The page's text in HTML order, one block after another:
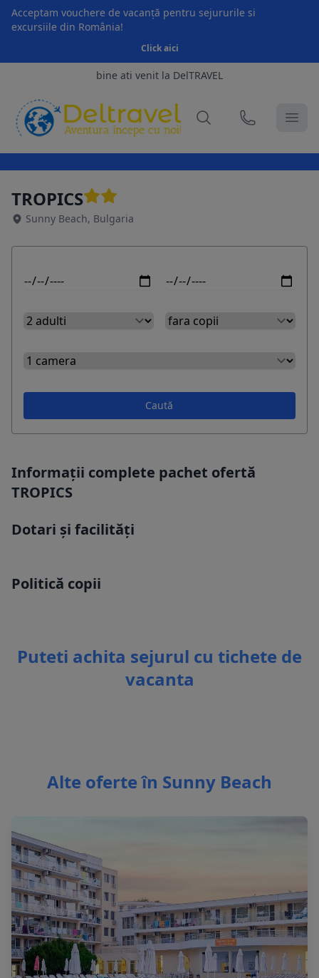
Acceptam vouchere de vacanță pentru sejururile si
excursiile din România!
Click aici
bine ati venit la DelTRAVEL
TROPICS
Sunny Beach, Bulgaria
Caută
Informații complete pachet ofertă
TROPICS
Dotari și facilități
Politică copii
Puteti achita sejurul cu tichete de
vacanta
Alte oferte în Sunny Beach